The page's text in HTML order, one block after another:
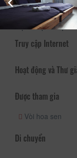
Dịch vụ - Tiện
Truy cập Internet
Hoạt động và Thư
Được tham gia
Vòi hoa sen
Di chuyển